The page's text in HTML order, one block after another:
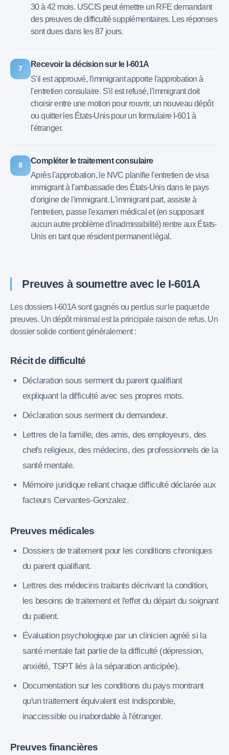
30 à 42 mois. USCIS peut émettre un RFE demandant
des preuves de difficulté supplémentaires. Les réponses
sont dues dans les 87 jours.
7
Recevoir la décision sur le I-601A
S'il est approuvé, l'immigrant apporte l'approbation à
l'entretien consulaire. S'il est refusé, l'immigrant doit
choisir entre une motion pour rouvrir, un nouveau dépôt
ou quitter les États-Unis pour un formulaire I-601 à
l'étranger.
8
Compléter le traitement consulaire
Après l'approbation, le NVC planifie l'entretien de visa
immigrant à l'ambassade des États-Unis dans le pays
d'origine de l'immigrant. L'immigrant part, assiste à
l'entretien, passe l'examen médical et (en supposant
aucun autre problème d'inadmissibilité) rentre aux États-
Unis en tant que résident permanent légal.
Preuves à soumettre avec le I-601A
Les dossiers I-601A sont gagnés ou perdus sur le paquet de
preuves. Un dépôt minimal est la principale raison de refus. Un
dossier solide contient généralement :
Récit de difficulté
Déclaration sous serment du parent qualifiant
expliquant la difficulté avec ses propres mots.
Déclaration sous serment du demandeur.
Lettres de la famille, des amis, des employeurs, des
chefs religieux, des médecins, des professionnels de la
santé mentale.
Mémoire juridique reliant chaque difficulté déclarée aux
facteurs Cervantes-Gonzalez.
Preuves médicales
Dossiers de traitement pour les conditions chroniques
du parent qualifiant.
Lettres des médecins traitants décrivant la condition,
les besoins de traitement et l'effet du départ du soignant
du patient.
Évaluation psychologique par un clinicien agréé si la
santé mentale fait partie de la difficulté (dépression,
anxiété, TSPT liés à la séparation anticipée).
Documentation sur les conditions du pays montrant
qu'un traitement équivalent est indisponible,
inaccessible ou inabordable à l'étranger.
Preuves financières